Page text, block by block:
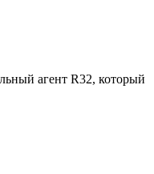
агент R32, который